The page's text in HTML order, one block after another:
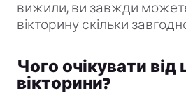
вижили, ви завжди
вікторину скільки
Чого очікувати від
вікторини?